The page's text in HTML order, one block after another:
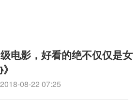
级电影，好看的绝不仅仅是女
08-22 07:25